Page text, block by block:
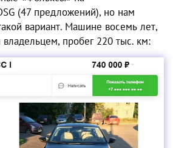
(47 предложений), но нам
вариант. Машине восемь лет,
пробег 220 тыс. км: